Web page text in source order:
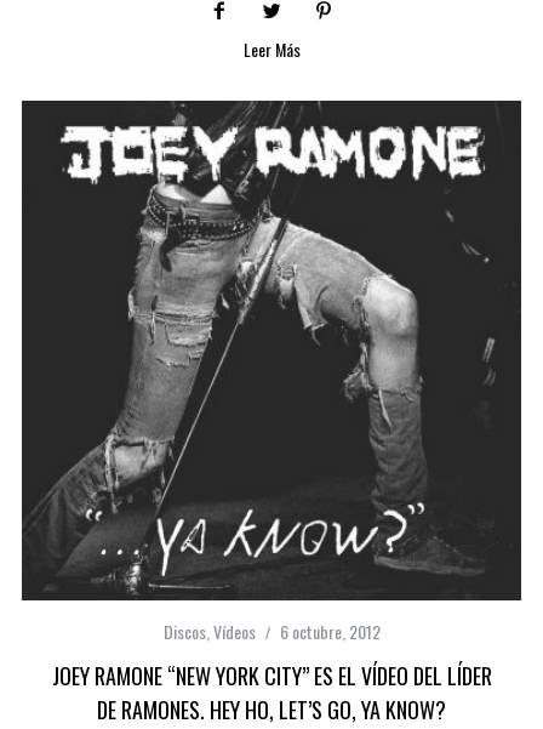
Leer Más
Discos, Vídeos 6 octubre, 2012
JOEY RAMONE “NEW YORK CITY” ES EL VÍDEO DEL LÍDER
DE RAMONES. HEY HO, LET’S GO, YA KNOW?